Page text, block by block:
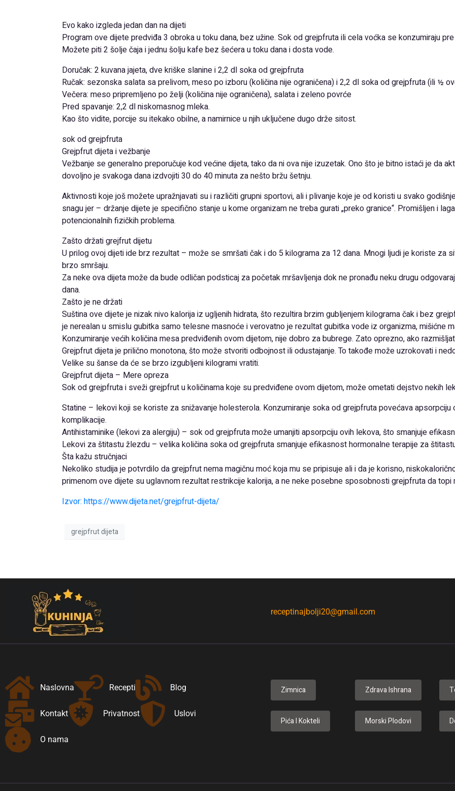
Evo kako izgleda jedan dan na dijeti
Program ove dijete predviđa 3 obroka u toku dana, bez užine. Sok od grejpfruta ili cela voćka se konzumiraju
Možete piti 2 šolje čaja i jednu šolju kafe bez šećera u toku dana i dosta vode.
Doručak: 2 kuvana jajeta, dve kriške slanine i 2,2 dl soka od grejpfruta
Ručak: sezonska salata sa prelivom, meso po izboru (količina nije ograničena) i 2,2 dl soka od grejpfruta (ili ½
Večera: meso pripremljeno po želji (količina nije ograničena), salata i zeleno povrće
Pred spavanje: 2,2 dl niskomasnog mleka.
Kao što vidite, porcije su itekako obilne, a namirnice u njih uključene dugo drže sitost.
sok od grejpfruta
Grejpfrut dijeta i vežbanje
Vežbanje se generalno preporučuje kod većine dijeta, tako da ni ova nije izuzetak. Ono što je bitno istaći je da
dovoljno je svakoga dana izdvojiti 30 do 40 minuta za nešto bržu šetnju.
Aktivnosti koje još možete upražnjavati su i različiti grupni sportovi, ali i plivanje koje je od koristi u svako
snagu jer – držanje dijete je specifično stanje u kome organizam ne treba gurati „preko granice“. Promišljen i
potencionalnih fizičkih problema.
Zašto držati grejfrut dijetu
U prilog ovoj dijeti ide brz rezultat – može se smršati čak i do 5 kilograma za 12 dana. Mnogi ljudi je koriste za
brzo smršaju.
Za neke ova dijeta može da bude odličan podsticaj za početak mršavljenja dok ne pronađu neku drugu
dana.
Zašto je ne držati
Suština ove dijete je nizak nivo kalorija iz ugljenih hidrata, što rezultira brzim gubljenjem kilograma čak i bez
je nerealan u smislu gubitka samo telesne masnoće i verovatno je rezultat gubitka vode iz organizma, mišićne
Konzumiranje većih količina mesa predviđenih ovom dijetom, nije dobro za bubrege. Zato oprezno, ako
Grejpfrut dijeta je prilično monotona, što može stvoriti odbojnost ili odustajanje. To takođe može uzrokovati i
Velike su šanse da će se brzo izgubljeni kilogrami vratiti.
Grejpfrut dijeta – Mere opreza
Sok od grejpfruta i sveži grejpfrut u količinama koje su predviđene ovom dijetom, može ometati dejstvo nekih
Statine – lekovi koji se koriste za snižavanje holesterola. Konzumiranje soka od grejpfruta povećava
komplikacije.
Antihistaminike (lekovi za alergiju) – sok od grejpfruta može umanjiti apsorpciju ovih lekova, što smanjuje
Lekovi za štitastu žlezdu – velika količina soka od grejpfruta smanjuje efikasnost hormonalne terapije za
Šta kažu stručnjaci
Nekoliko studija je potvrdilo da grejpfrut nema magičnu moć koja mu se pripisuje ali i da je korisno,
primenom ove dijete su uglavnom rezultat restrikcije kalorija, a ne neke posebne sposobnosti grejpfruta da topi
Izvor: https://www.dijeta.net/grejpfrut-dijeta/
grejpfrut dijeta
receptinajbolji20@gmail.com
Naslovna Recepti Blog
Kontakt Privatnost Uslovi
O nama
Zimnica Zdrava Ishrana
Pića I Kokteli Morski Plodovi